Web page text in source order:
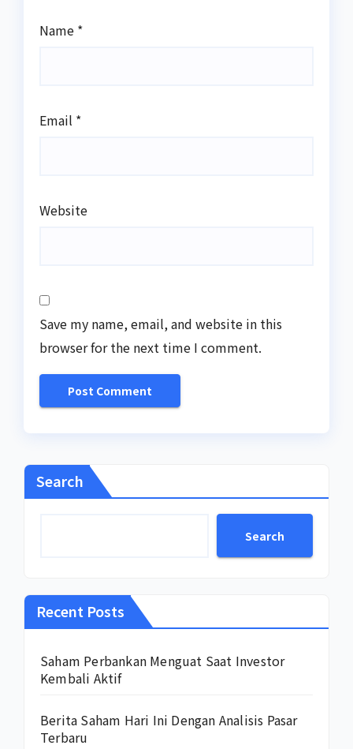
Name *
Email *
Website
Save my name, email, and website in this
browser for the next time I comment.
Search
Search
Recent Posts
Saham Perbankan Menguat Saat Investor
Kembali Aktif
Berita Saham Hari Ini Dengan Analisis Pasar
Terbaru